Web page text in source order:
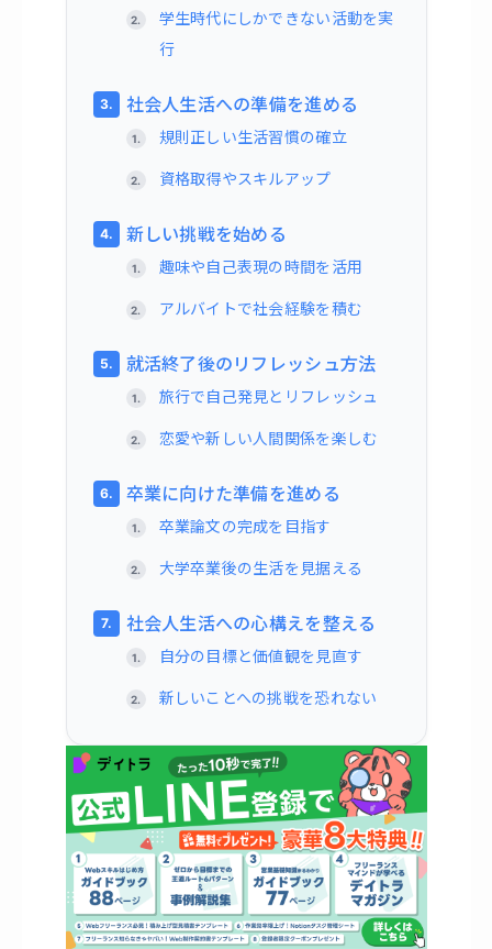
学生時代にしかできない活動を実
行
社会人生活への準備を進める
規則正しい生活習慣の確立
資格取得やスキルアップ
新しい挑戦を始める
趣味や自己表現の時間を活用
アルバイトで社会経験を積む
就活終了後のリフレッシュ方法
旅行で自己発見とリフレッシュ
恋愛や新しい人間関係を楽しむ
卒業に向けた準備を進める
卒業論文の完成を目指す
大学卒業後の生活を見据える
社会人生活への心構えを整える
自分の目標と価値観を見直す
新しいことへの挑戦を恐れない